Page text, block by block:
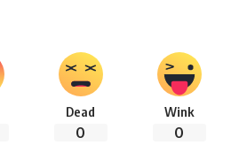
Dead
0
Wink
0